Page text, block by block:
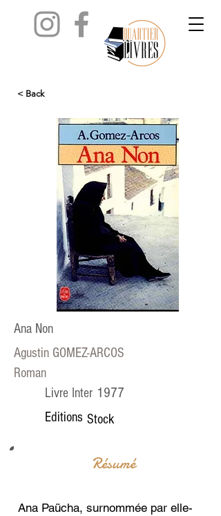
< Back
Ana Non
Agustin GOMEZ-ARCOS
Roman
Livre Inter 1977
Editions Stock
Résumé
Ana Paücha, surnommée par elle-